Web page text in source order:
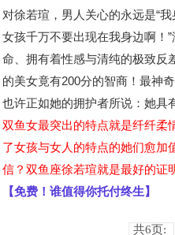
对徐若瑄，男人关心的永远是“
女孩千万不要出现在我身边啊！
命、拥有着性感与清纯的极致
的美女竟有200分的智商！最神
也许正如她的拥护者所说：她具
双鱼女最突出的特点就是纤纤柔
了女孩与女人的特点的她们愈加
信？双鱼座徐若瑄就是最好的证
【免费！谁值得你托付终生】
共6页: